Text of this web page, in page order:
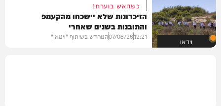
וידאו
כשהאש בוערת!
הזיכרונות שלא יישכחו מהקעמפ
והתובנות בשנים שאחרי
12:21
07/08/26המחדש בשיתוף "וימאן"